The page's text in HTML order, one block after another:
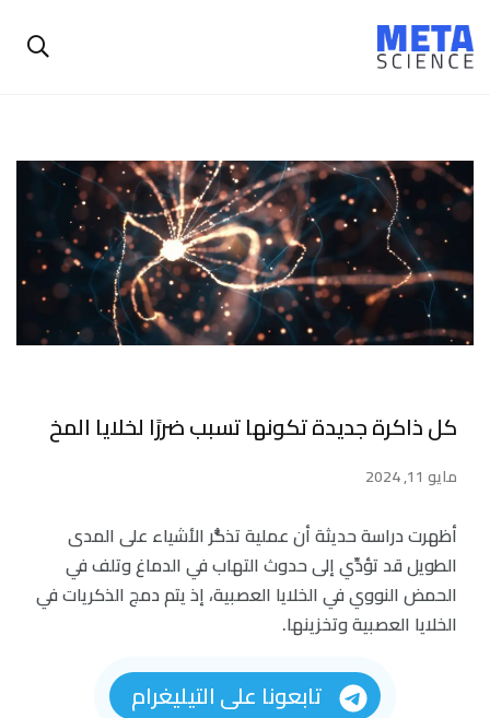
كل ذاكرة جديدة تكونها تسبب ضررًا لخلايا المخ
مايو 11, 2024
أظهرت دراسة حديثة أن عملية تذكُّر الأشياء على المدى
الطويل قد تؤدِّي إلى حدوث التهاب في الدماغ وتلف في
الحمض النووي في الخلايا العصبية، إذ يتم دمج الذكريات في
الخلايا العصبية وتخزينها.
تابعونا على التيليغرام